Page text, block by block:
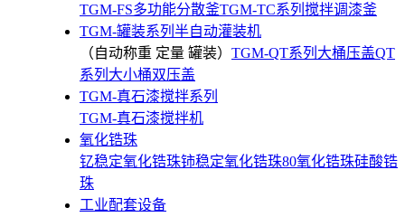
TGM-FS多功能分散釜TGM-TC系列搅拌调漆釜
TGM-罐装系列半自动灌装机
（自动称重 定量 罐装） TGM-QT系列大桶压盖QT
系列大小桶双压盖
TGM-真石漆搅拌系列
TGM-真石漆搅拌机
氧化锆珠
钇稳定氧化锆珠铈稳定氧化锆珠80氧化锆珠硅酸锆
珠
工业配套设备